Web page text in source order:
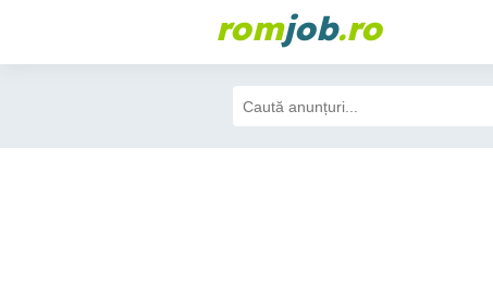
romjob.ro